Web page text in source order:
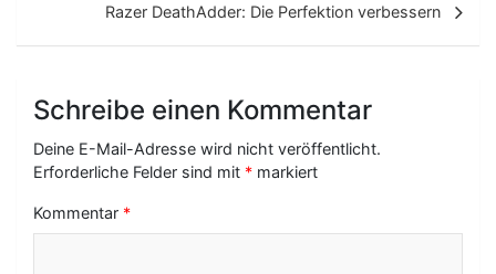
r
g
N
Razer DeathAdder: Die Perfektion verbessern
Schreibe einen Kommentar
Deine E-Mail-Adresse wird nicht veröffentlicht.
Erforderliche Felder sind mit * markiert
Kommentar *